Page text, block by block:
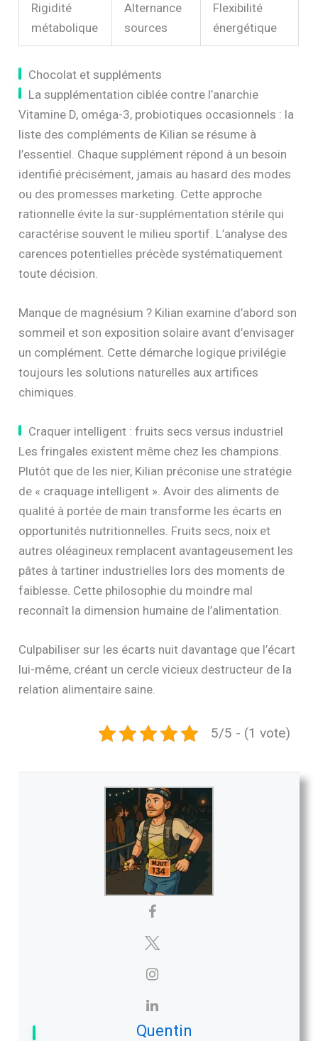
Rigidité
métabolique
Alternance
sources
Flexibilité
énergétique
Chocolat et suppléments
La supplémentation ciblée contre l’anarchie
Vitamine D, oméga-3, probiotiques occasionnels : la
liste des compléments de Kilian se résume à
l’essentiel. Chaque supplément répond à un besoin
identifié précisément, jamais au hasard des modes
ou des promesses marketing. Cette approche
rationnelle évite la sur-supplémentation stérile qui
caractérise souvent le milieu sportif. L’analyse des
carences potentielles précède systématiquement
toute décision.
Manque de magnésium ? Kilian examine d’abord son
sommeil et son exposition solaire avant d’envisager
un complément. Cette démarche logique privilégie
toujours les solutions naturelles aux artifices
chimiques.
Craquer intelligent : fruits secs versus industriel
Les fringales existent même chez les champions.
Plutôt que de les nier, Kilian préconise une stratégie
de « craquage intelligent ». Avoir des aliments de
qualité à portée de main transforme les écarts en
opportunités nutritionnelles. Fruits secs, noix et
autres oléagineux remplacent avantageusement les
pâtes à tartiner industrielles lors des moments de
faiblesse. Cette philosophie du moindre mal
reconnaît la dimension humaine de l’alimentation.
Culpabiliser sur les écarts nuit davantage que l’écart
lui-même, créant un cercle vicieux destructeur de la
relation alimentaire saine.
5/5 - (1 vote)
Quentin